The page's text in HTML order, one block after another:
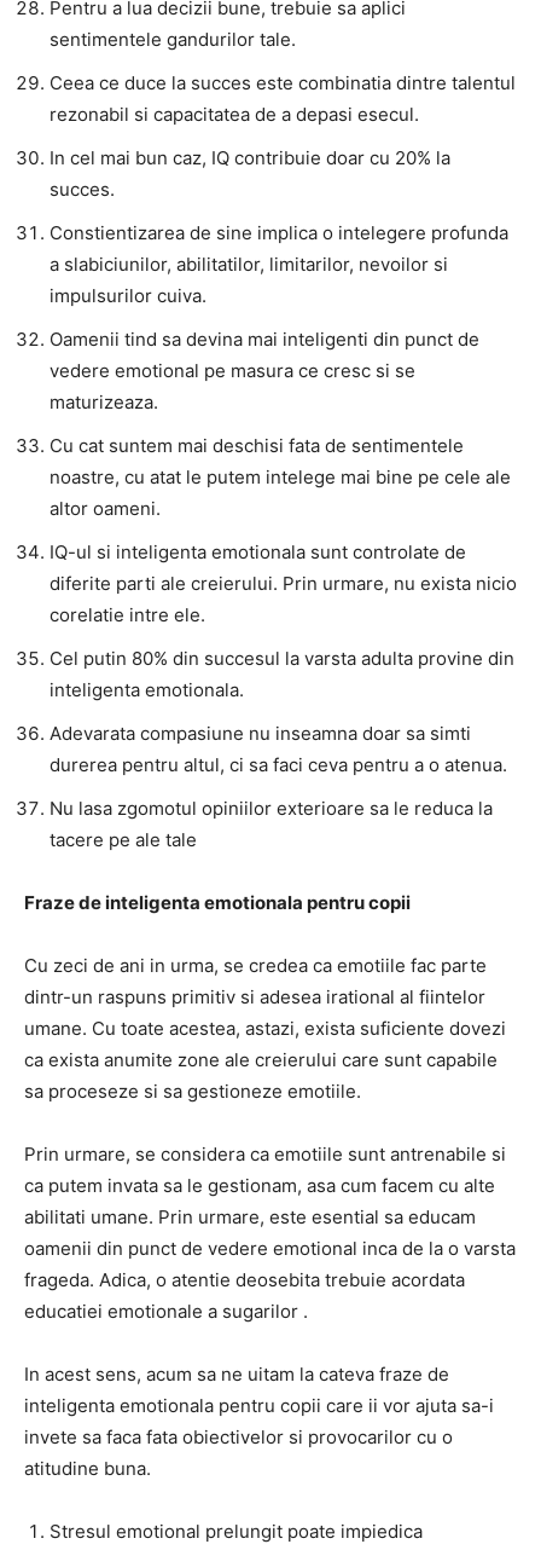
Pentru a lua decizii bune, trebuie sa aplici
sentimentele gandurilor tale.
Ceea ce duce la succes este combinatia dintre talentul
rezonabil si capacitatea de a depasi esecul.
In cel mai bun caz, IQ contribuie doar cu 20% la
succes.
Constientizarea de sine implica o intelegere profunda
a slabiciunilor, abilitatilor, limitarilor, nevoilor si
impulsurilor cuiva.
Oamenii tind sa devina mai inteligenti din punct de
vedere emotional pe masura ce cresc si se
maturizeaza.
Cu cat suntem mai deschisi fata de sentimentele
noastre, cu atat le putem intelege mai bine pe cele ale
altor oameni.
IQ-ul si inteligenta emotionala sunt controlate de
diferite parti ale creierului. Prin urmare, nu exista nicio
corelatie intre ele.
Cel putin 80% din succesul la varsta adulta provine din
inteligenta emotionala.
Adevarata compasiune nu inseamna doar sa simti
durerea pentru altul, ci sa faci ceva pentru a o atenua.
Nu lasa zgomotul opiniilor exterioare sa le reduca la
tacere pe ale tale
Fraze de inteligenta emotionala pentru copii
Cu zeci de ani in urma, se credea ca emotiile fac parte
dintr-un raspuns primitiv si adesea irational al fiintelor
umane. Cu toate acestea, astazi, exista suficiente dovezi
ca exista anumite zone ale creierului care sunt capabile
sa proceseze si sa gestioneze emotiile.
Prin urmare, se considera ca emotiile sunt antrenabile si
ca putem invata sa le gestionam, asa cum facem cu alte
abilitati umane. Prin urmare, este esential sa educam
oamenii din punct de vedere emotional inca de la o varsta
frageda. Adica, o atentie deosebita trebuie acordata
educatiei emotionale a sugarilor .
In acest sens, acum sa ne uitam la cateva fraze de
inteligenta emotionala pentru copii care ii vor ajuta sa-i
invete sa faca fata obiectivelor si provocarilor cu o
atitudine buna.
Stresul emotional prelungit poate impiedica